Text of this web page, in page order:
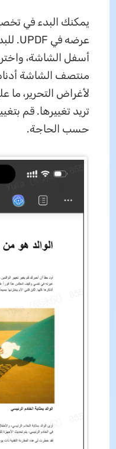
يمكنك البدء في
عرضه في UPDF. للبدء، انقر على ”
أسفل الشاشة،
منتصف الشاشة
لأغراض التحرير، ما
تريد تغييرها. قم
حسب الحاجة.